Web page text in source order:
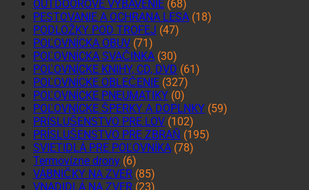
OUTDOOROVÉ VYBAVENIE (68)
PESTOVANIE A OCHRANA LESA (18)
PODLOŽKY POD TROFEJ (47)
POĽOVNÍCKA OBUV (71)
POĽOVNÍCKA SVAČINKA (30)
POĽOVNÍCKE KNIHY, CD, DVD (61)
POĽOVNÍCKE OBLEČENIE (327)
POĽOVNÍCKE PNEUMATIKY (0)
POĽOVNÍCKE ŠPERKY A DOPLNKY (59)
PRÍSLUŠENSTVO PRE LOV (102)
PRÍSLUŠENSTVO PRE ZBRAŇ (195)
SVIETIDLÁ PRE POĽOVNÍKA (78)
Termovízne drony (6)
VÁBNIČKY NA ZVER (85)
VNADIDLÁ NA ZVER (23)